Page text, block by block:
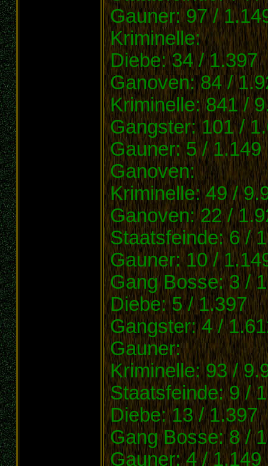
Gauner: 97 /
Kriminelle:
Diebe: 34 / 1.397
Ganoven: 84 /
Kriminelle: 841 /
Gangster: 101 /
Gauner: 5 / 1.149
Ganoven:
Kriminelle: 49 /
Ganoven: 22 /
Staatsfeinde: 6 /
Gauner: 10 /
Gang Bosse: 3 /
Diebe: 5 / 1.397
Gangster: 4 /
Gauner:
Kriminelle: 93 /
Staatsfeinde: 9 /
Diebe: 13 / 1.397
Gang Bosse: 8 /
Gauner: 4 / 1.149